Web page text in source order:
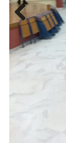
Previous